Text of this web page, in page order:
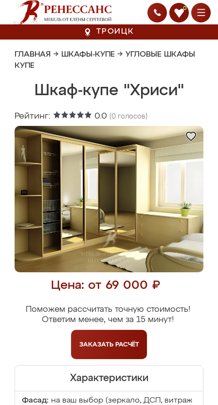
0
ТРОИЦК
ГЛАВНАЯ → ШКАФЫ-КУПЕ → УГЛОВЫЕ ШКАФЫ
КУПЕ
Шкаф-купе "Хриси"
Рейтинг: 0.0 (0 голосов)
Цена: от 69 000 ₽
Поможем рассчитать точную стоимость!
Ответим менее, чем за 15 минут!
ЗАКАЗАТЬ РАСЧЁТ
Характеристики
Фасад: на ваш выбор (зеркало, ДСП, витраж